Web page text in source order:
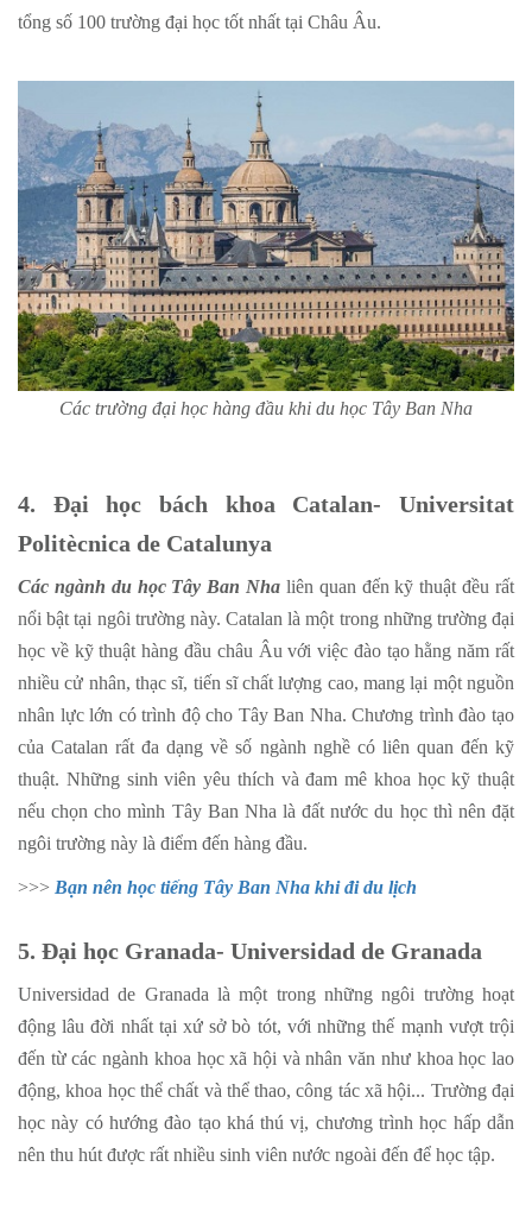
tổng số 100 trường đại học tốt nhất tại Châu Âu.
Các trường đại học hàng đầu khi du học Tây Ban Nha
4. Đại học bách khoa Catalan- Universitat
Politècnica de Catalunya
Các ngành du học Tây Ban Nha liên quan đến kỹ thuật đều rất
nổi bật tại ngôi trường này. Catalan là một trong những trường đại
học về kỹ thuật hàng đầu châu Âu với việc đào tạo hằng năm rất
nhiều cử nhân, thạc sĩ, tiến sĩ chất lượng cao, mang lại một nguồn
nhân lực lớn có trình độ cho Tây Ban Nha. Chương trình đào tạo
của Catalan rất đa dạng về số ngành nghề có liên quan đến kỹ
thuật. Những sinh viên yêu thích và đam mê khoa học kỹ thuật
nếu chọn cho mình Tây Ban Nha là đất nước du học thì nên đặt
ngôi trường này là điểm đến hàng đầu.
>>> Bạn nên học tiếng Tây Ban Nha khi đi du lịch
5. Đại học Granada- Universidad de Granada
Universidad de Granada là một trong những ngôi trường hoạt
động lâu đời nhất tại xứ sở bò tót, với những thế mạnh vượt trội
đến từ các ngành khoa học xã hội và nhân văn như khoa học lao
động, khoa học thể chất và thể thao, công tác xã hội... Trường đại
học này có hướng đào tạo khá thú vị, chương trình học hấp dẫn
nên thu hút được rất nhiều sinh viên nước ngoài đến để học tập.